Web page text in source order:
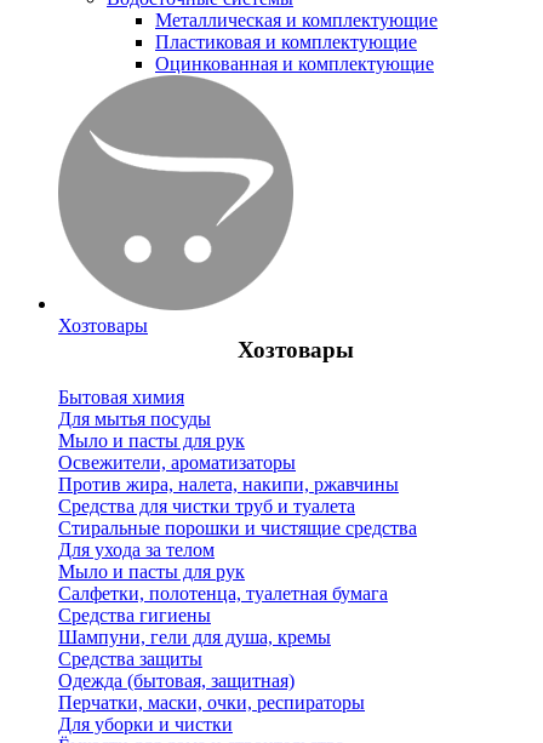
Металлическая и комплектующие
Пластиковая и комплектующие
Оцинкованная и комплектующие
Хозтовары
Хозтовары
Бытовая химия
Для мытья посуды
Мыло и пасты для рук
Освежители, ароматизаторы
Против жира, налета, накипи, ржавчины
Средства для чистки труб и туалета
Стиральные порошки и чистящие средства
Для ухода за телом
Мыло и пасты для рук
Салфетки, полотенца, туалетная бумага
Средства гигиены
Шампуни, гели для душа, кремы
Средства защиты
Одежда (бытовая, защитная)
Перчатки, маски, очки, респираторы
Для уборки и чистки